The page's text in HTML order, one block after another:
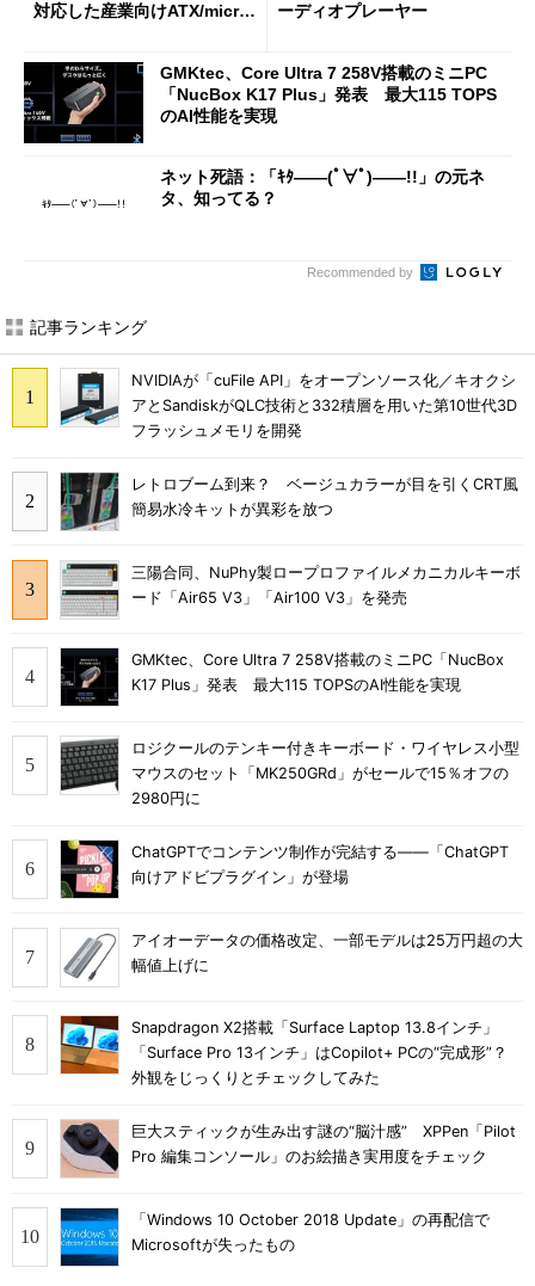
対応した産業向けATX/micro
ーディオプレーヤー
GMKtec、Core Ultra 7 258V搭載のミニPC
「NucBox K17 Plus」発表 最大115 TOPS
のAI性能を実現
ネット死語：「ｷﾀ――(ﾟ∀ﾟ)――!!」の元ネ
タ、知ってる？
Recommended by
記事ランキング
NVIDIAが「cuFile API」をオープンソース化／キオクシ
アとSandiskがQLC技術と332積層を用いた第10世代3D
フラッシュメモリを開発
レトロブーム到来？ ベージュカラーが目を引くCRT風
簡易水冷キットが異彩を放つ
三陽合同、NuPhy製ロープロファイルメカニカルキーボ
ード「Air65 V3」「Air100 V3」を発売
GMKtec、Core Ultra 7 258V搭載のミニPC「NucBox
K17 Plus」発表 最大115 TOPSのAI性能を実現
ロジクールのテンキー付きキーボード・ワイヤレス小型
マウスのセット「MK250GRd」がセールで15％オフの
2980円に
ChatGPTでコンテンツ制作が完結する――「ChatGPT
向けアドビプラグイン」が登場
アイオーデータの価格改定、一部モデルは25万円超の大
幅値上げに
Snapdragon X2搭載「Surface Laptop 13.8インチ」
「Surface Pro 13インチ」はCopilot+ PCの“完成形”？
外観をじっくりとチェックしてみた
巨大スティックが生み出す謎の“脳汁感” XPPen「Pilot
Pro 編集コンソール」のお絵描き実用度をチェック
「Windows 10 October 2018 Update」の再配信で
Microsoftが失ったもの